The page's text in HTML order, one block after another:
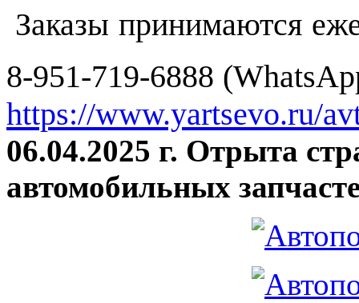
Заказы принимаются
8-951-719-6888
https://www.yartsevo.ru/
06.04.2025 г. Отрыта
автомобильных